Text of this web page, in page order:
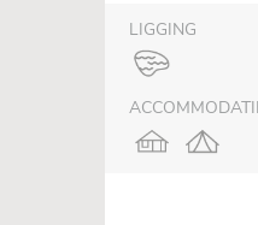
LIGGING